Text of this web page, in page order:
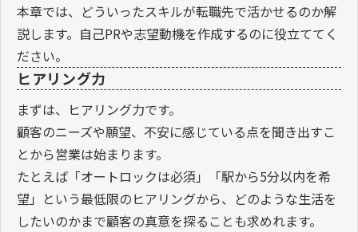
本章では、どういったスキルが転職先で活かせるのか解
説します。自己PRや志望動機を作成するのに役立ててく
ださい。
ヒアリング力
まずは、ヒアリング力です。
顧客のニーズや願望、不安に感じている点を聞き出すこ
とから営業は始まります。
たとえば「オートロックは必須」「駅から5分以内を希
望」という最低限のヒアリングから、どのような生活を
したいのかまで顧客の真意を探ることも求めれます。